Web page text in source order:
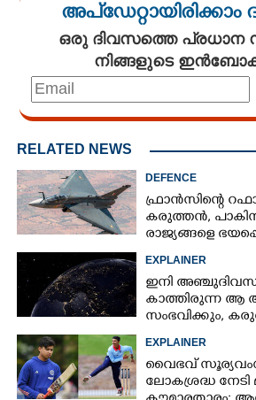
ഒരു ദിവസത്തെ പ്രധാന
നിങ്ങളുടെ
RELATED NEWS
DEFENCE
ഫ്രാൻസിന്റെ
കരുത്തൻ,​
രാജ്യങ്ങളെ
EXPLAINER
ഇനി
കാത്തിരുന്ന ആ
സംഭവിക്കും,
EXPLAINER
വൈഭവ്
ലോകശ്രദ്ധ നേടി